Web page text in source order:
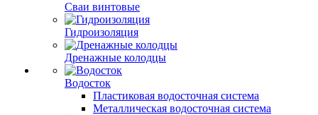
Сваи винтовые
Гидроизоляция
Дренажные колодцы
Водосток
Пластиковая водосточная система
Металлическая водосточная система